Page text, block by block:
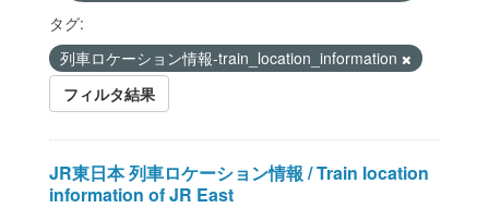
タグ:
列車ロケーション情報-train_location_information
フィルタ結果
JR東日本 列車ロケーション情報 / Train location
information of JR East